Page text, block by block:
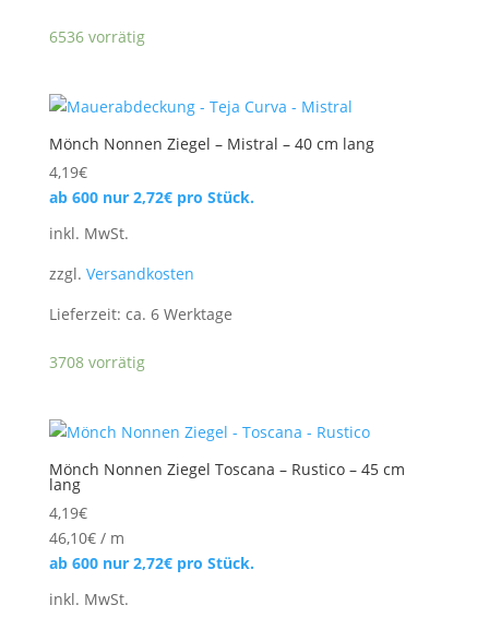
6536 vorrätig
Mönch Nonnen Ziegel – Mistral – 40 cm lang
4,19€
ab 600 nur 2,72€pro Stück.
inkl. MwSt.
zzgl. Versandkosten
Lieferzeit: ca. 6 Werktage
3708 vorrätig
Mönch Nonnen Ziegel Toscana – Rustico – 45 cm
lang
4,19€
46,10€/ m
ab 600 nur 2,72€pro Stück.
inkl. MwSt.